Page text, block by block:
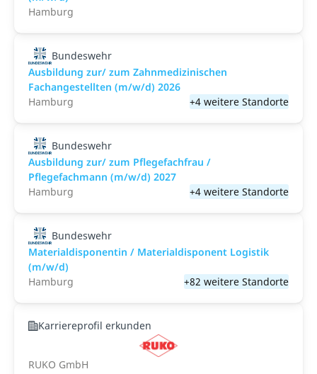
Hamburg
Bundeswehr
Ausbildung zur/ zum Zahnmedizinischen
Fachangestellten (m/w/d) 2026
Hamburg
+4 weitere Standorte
Bundeswehr
Ausbildung zur/ zum Pflegefachfrau /
Pflegefachmann (m/w/d) 2027
Hamburg
+4 weitere Standorte
Bundeswehr
Materialdisponentin / Materialdisponent Logistik
(m/w/d)
Hamburg
+82 weitere Standorte
Karriereprofil erkunden
RUKO GmbH